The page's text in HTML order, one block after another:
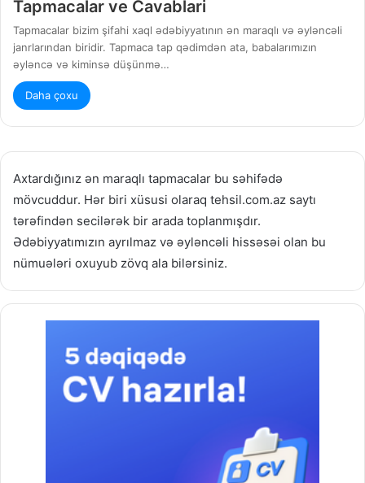
Tapmacalar ve Cavablari
Tapmacalar bizim şifahi xaql ədəbiyyatının ən maraqlı və əyləncəli
janrlarından biridir. Tapmaca tap qədimdən ata, babalarımızın
əyləncə və kiminsə düşünmə…
Daha çoxu
Axtardığınız ən maraqlı tapmacalar bu səhifədə
mövcuddur. Hər biri xüsusi olaraq tehsil.com.az saytı
tərəfindən secilərək bir arada toplanmışdır.
Ədəbiyyatımızın ayrılmaz və əyləncəli hissəsəi olan bu
nümuələri oxuyub zövq ala bilərsiniz.